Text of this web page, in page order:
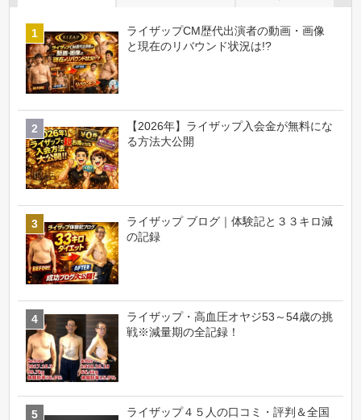
ライザップCM歴代出演者の動画・画像
と現在のリバウンド状況は!?
【2026年】ライザップ入会金が無料にな
る方法大公開
ライザップ ブログ｜体験記と３３キロ減
の記録
ライザップ・高血圧オヤジ53～54歳の挑
戦※減量期の全記録！
ライザップ４５人の口コミ・評判＆全国